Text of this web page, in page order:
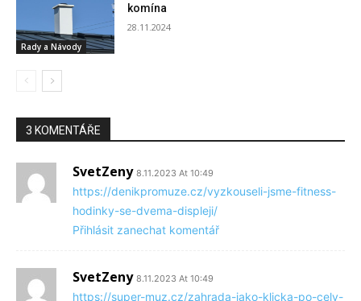
Rady a Návody
komína
28.11.2024
3 KOMENTÁŘE
SvetZeny 8.11.2023 At 10:49
https://denikpromuze.cz/vyzkouseli-jsme-fitness-
hodinky-se-dvema-displeji/
Přihlásit zanechat komentář
SvetZeny 8.11.2023 At 10:49
https://super-muz.cz/zahrada-jako-klicka-po-cely-